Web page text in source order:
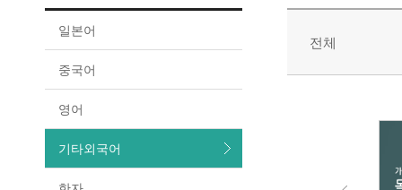
일본어
중국어
영어
기타외국어
전체